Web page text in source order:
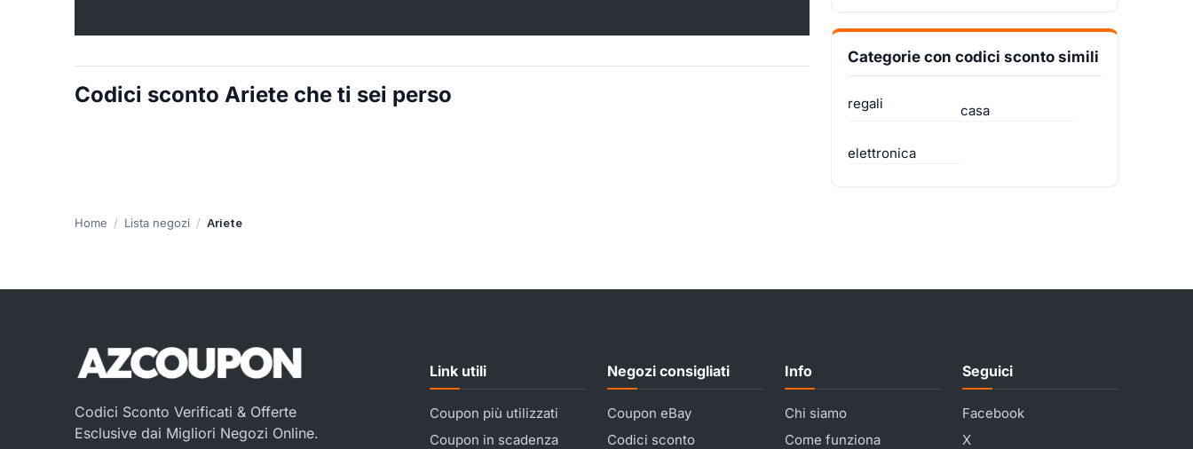
Codici sconto Ariete che ti sei perso
Categorie con codici sconto simili
regali casa
elettronica
Home Lista negozi Ariete
Codici Sconto Verificati & Offerte
Esclusive dai Migliori Negozi Online.
Link utili
Coupon più utilizzati
Coupon in scadenza
Negozi consigliati
Coupon eBay
Codici sconto
Info
Chi siamo
Come funziona
Seguici
Facebook
X